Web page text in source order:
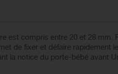
est compris entre 20 et 28 mm.
de fixer et défaire rapidement
la notice du porte-bébé avant